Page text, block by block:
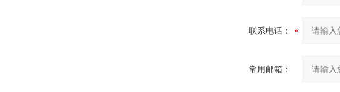
联系电话：
常用邮箱：